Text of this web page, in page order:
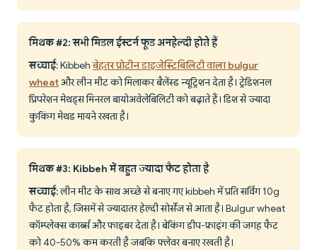
मिथक #2: सभी मिडल ईस्टर्न फूड अनहेल्दी होते हैं
सच्चाई: Kibbehबेहतर प्रोटीन डाइजेस्टिबिलिटी वाला bulgur
wheatऔर लीन मीट को मिलाकर बैलेंस्ड न्यूट्रिशन देता है। ट्रेडिशनल
प्रिपरेशन मेथड्स मिनरल बायोअवेलेबिलिटी को बढ़ाते हैं। डिश से ज्यादा
कुकिंग मेथड मायने रखता है।
मिथक #3: Kibbeh में बहुत ज्यादा फैट होता है
सच्चाई: लीन मीट के साथ अच्छे से बनाए गए kibbeh में प्रति सर्विंग 10g
फैट होता है, जिसमें से ज्यादातर हेल्दी सोर्सेज से आता है। Bulgur wheat
कॉम्प्लेक्स कार्ब्स और फाइबर देता है। बेकिंग डीप-फ्राइंग की जगह फैट
को 40-50% कम करती है जबकि फ्लेवर बनाए रखती है।